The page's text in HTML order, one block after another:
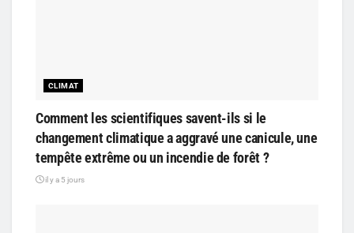
CLIMAT
Comment les scientifiques savent-ils si le
changement climatique a aggravé une canicule, une
tempête extrême ou un incendie de forêt ?
il y a 5 jours